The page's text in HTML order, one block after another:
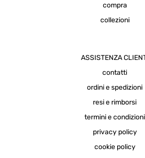
compra
collezioni
ASSISTENZA
contatti
ordini e spedizioni
resi e rimborsi
termini e condizioni
privacy policy
cookie policy